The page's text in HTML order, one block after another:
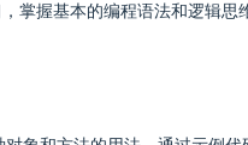
掌握基本的编程语法和逻辑思